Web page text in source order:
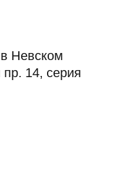
Невском
14, серия